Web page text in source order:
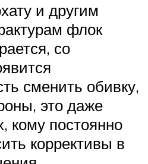
и другим
флок
со
сменить обивку,
это даже
кому постоянно
коррективы в